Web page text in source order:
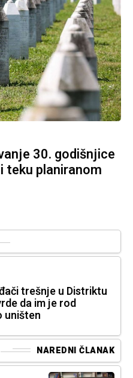
30. godišnjice
teku planiranom
trešnje u Distriktu
da im je rod
uništen
NAREDNI ČLANAK